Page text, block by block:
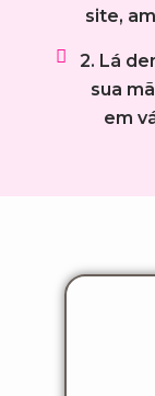
site,
2. Lá
sua
em